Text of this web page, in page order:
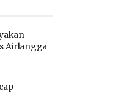
Airlangga